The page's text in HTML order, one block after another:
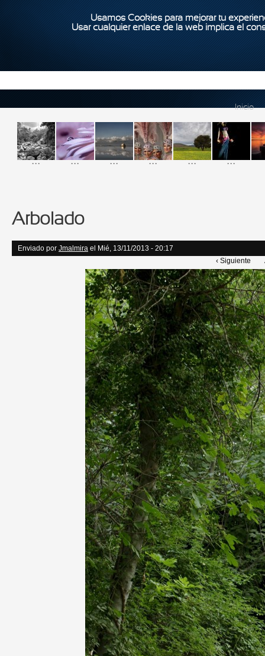
Usamos Cookies para mejorar tu
Usar cualquier enlace de la web implica el
Inicio
... ... ... ... ... ...
Arbolado
Enviado por Jmalmira el Mié, 13/11/2013 - 20:17
‹ Siguiente